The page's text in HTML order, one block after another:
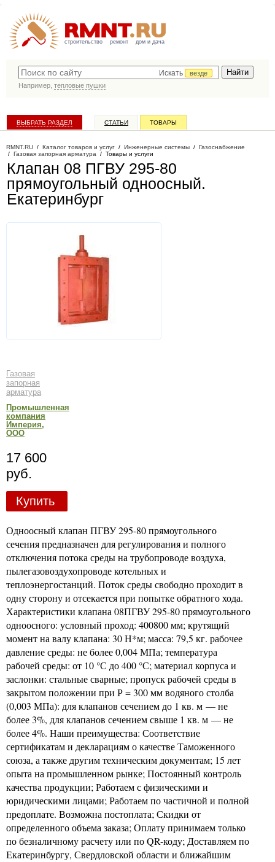
строительство ремонт дом и дача
Искать
везде
Например, тепловые пушки
ВЫБРАТЬ РАЗДЕЛ СТАТЬИ ТОВАРЫ
RMNT.RU / Каталог товаров и услуг / Инженерные системы / Газоснабжение
/ Газовая запорная арматура / Товары и услуги
Клапан 08 ПГВУ 295-80
прямоугольный одноосный.
Екатеринбург
Газовая
запорная
арматура
Промышленная
компания
Империя,
ООО
17 600
руб.
Купить
Одноосный клапан ПГВУ 295-80 прямоугольного
сечения предназначен для регулирования и полного
отключения потока среды на трубопроводе воздуха,
пылегазовоздухопроводе котельных и
теплоэнергостанций. Поток среды свободно проходит в
одну сторону и отсекается при попытке обратного хода.
Характеристики клапана 08ПГВУ 295-80 прямоугольного
одноосного: условный проход: 400800 мм; крутящий
момент на валу клапана: 30 Н*м; масса: 79,5 кг. рабочее
давление среды: не более 0,004 МПа; температура
рабочей среды: от 10 °С до 400 °С; материал корпуса и
заслонки: стальные сварные; пропуск рабочей среды в
закрытом положении при Р = 300 мм водяного столба
(0,003 МПа): для клапанов сечением до 1 кв. м — не
более 3%, для клапанов сечением свыше 1 кв. м — не
более 4%. Наши преимущества: Соответствие
сертификатам и декларациям о качестве Таможенного
союза, а также другим техническим документам; 15 лет
опыта на промышленном рынке; Постоянный контроль
качества продукции; Работаем с физическими и
юридическими лицами; Работаем по частичной и полной
предоплате. Возможна постоплата; Скидки от
определенного объема заказа; Оплату принимаем только
по безналичному расчету или по QR-коду; Доставляем по
Екатеринбургу, Свердловской области и ближайшим